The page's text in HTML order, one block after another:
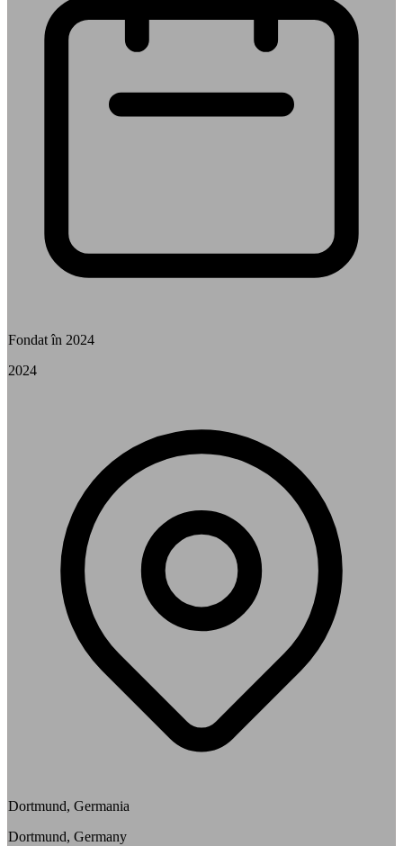
Fondat în 2024
2024
Dortmund, Germania
Dortmund, Germany